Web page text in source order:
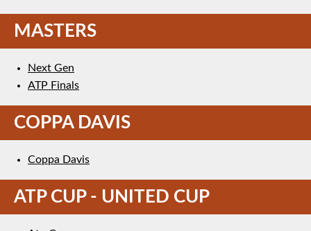
MASTERS
Next Gen
ATP Finals
COPPA DAVIS
Coppa Davis
ATP CUP - UNITED CUP